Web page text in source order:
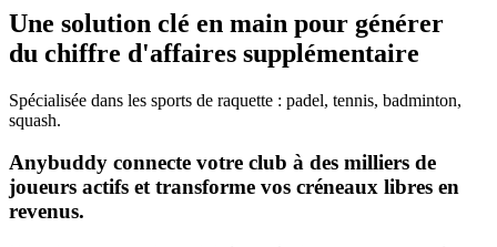
Une solution clé en main pour générer
du chiffre d'affaires supplémentaire
Spécialisée dans les sports de raquette : padel, tennis, badminton,
squash.
Anybuddy connecte votre club à des milliers de
joueurs actifs et transforme vos créneaux libres en
revenus.